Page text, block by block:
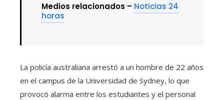
Medios relacionados – Noticias 24
horas
La policía australiana arrestó a un hombre de 22 años
en el campus de la Universidad de Sydney, lo que
provocó alarma entre los estudiantes y el personal